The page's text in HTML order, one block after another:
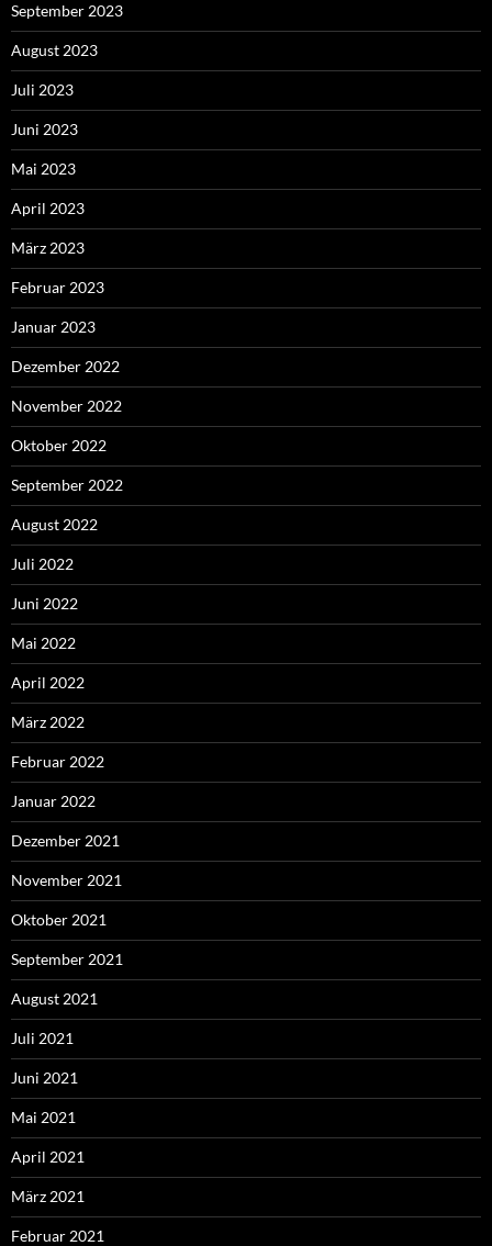
September 2023
August 2023
Juli 2023
Juni 2023
Mai 2023
April 2023
März 2023
Februar 2023
Januar 2023
Dezember 2022
November 2022
Oktober 2022
September 2022
August 2022
Juli 2022
Juni 2022
Mai 2022
April 2022
März 2022
Februar 2022
Januar 2022
Dezember 2021
November 2021
Oktober 2021
September 2021
August 2021
Juli 2021
Juni 2021
Mai 2021
April 2021
März 2021
Februar 2021